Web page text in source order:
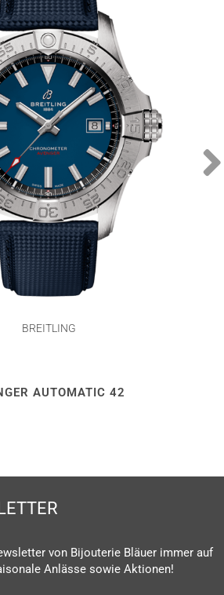
BREITLING
AUTOMATIC 42
von Bijouterie Bläuer immer auf
Anlässe sowie Aktionen!